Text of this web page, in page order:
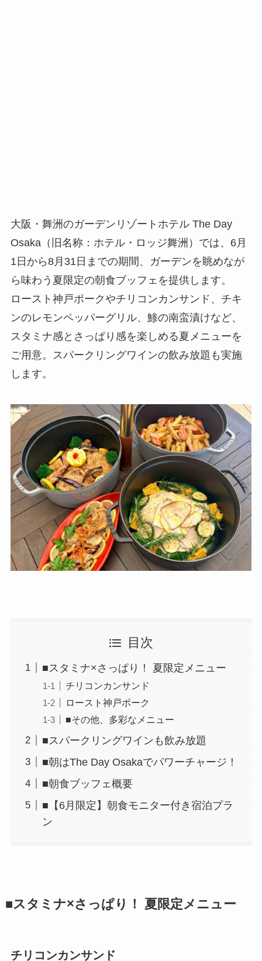
大阪・舞洲のガーデンリゾートホテル The Day
Osaka（旧名称：ホテル・ロッジ舞洲）では、6月
1日から8月31日までの期間、ガーデンを眺めなが
ら味わう夏限定の朝食ブッフェを提供します。
ロースト神戸ポークやチリコンカンサンド、チキ
ンのレモンペッパーグリル、鯵の南蛮漬けなど、
スタミナ感とさっぱり感を楽しめる夏メニューを
ご用意。スパークリングワインの飲み放題も実施
します。
目次
■スタミナ×さっぱり！ 夏限定メニュー
チリコンカンサンド
ロースト神戸ポーク
■その他、多彩なメニュー
■スパークリングワインも飲み放題
■朝はThe Day Osakaでパワーチャージ！
■朝食ブッフェ概要
■【6月限定】朝食モニター付き宿泊プラ
ン
■スタミナ×さっぱり！ 夏限定メニュー
チリコンカンサンド